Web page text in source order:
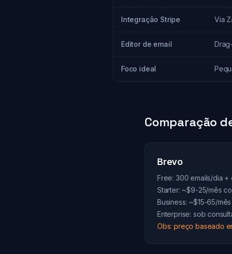
Integração Stripe Via
Editor de email
Foco ideal
Comparação
Brevo
Free: 300 emails/dia +
Starter: ~$9-25/mês
Business: ~$15-65/
Enterprise: sob
Obs: preço baseado